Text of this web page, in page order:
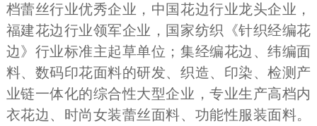
档蕾丝行业优秀企业，中国花边行业龙头企业，
福建花边行业领军企业，国家纺织《针织经编花
边》行业标准主起草单位；集经编花边、纬编面
料、数码印花面料的研发、织造、印染、检测产
业链一体化的综合性大型企业，专业生产高档内
衣花边、时尚女装蕾丝面料、功能性服装面料。